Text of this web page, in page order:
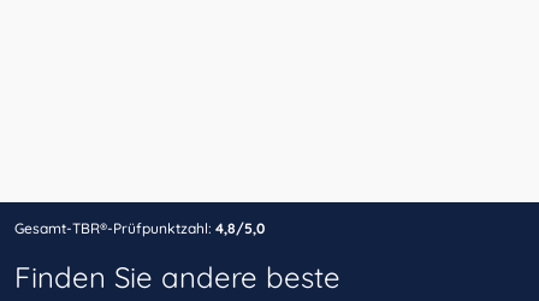
Gesamt-TBR®-Prüfpunktzahl: 4,8/5,0
Finden Sie andere beste